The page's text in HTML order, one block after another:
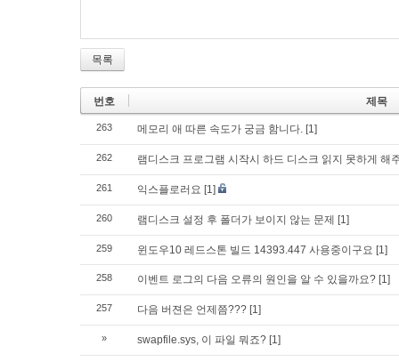
목록
번호 제목
263 메모리 애 따른 속도가 궁금 함니다. [1]
262 램디스크 프로그램 시작시 하드 디스크 읽지 못하게 해
261 익스플로러요 [1]
260 램디스크 설정 후 폴더가 보이지 않는 문제 [1]
259 윈도우10 레드스톤 빌드 14393.447 사용중이구요 [1]
258 이벤트 로그의 다음 오류의 원인을 알 수 있을까요? [1]
257 다음 버젼은 언제쯤??? [1]
» swapfile.sys, 이 파일 뭐죠? [1]